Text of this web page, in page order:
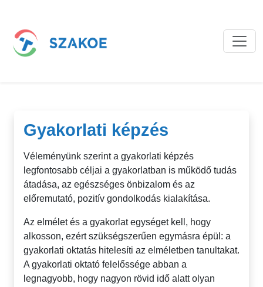
Gyakorlati képzés
Véleményünk szerint a gyakorlati képzés
legfontosabb céljai a gyakorlatban is működő tudás
átadása, az egészséges önbizalom és az
előremutató, pozitív gondolkodás kialakítása.
Az elmélet és a gyakorlat egységet kell, hogy
alkosson, ezért szükségszerűen egymásra épül: a
gyakorlati oktatás hitelesíti az elméletben tanultakat.
A gyakorlati oktató felelőssége abban a
legnagyobb, hogy nagyon rövid idő alatt olyan